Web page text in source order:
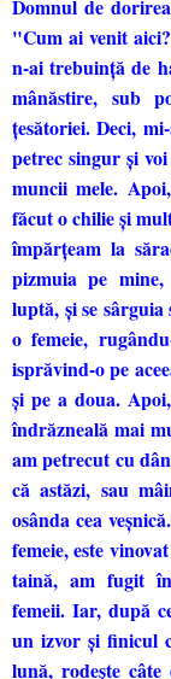
Domnul de
"Cum ai venit
n-ai trebuinţă de
mânăstire, sub
ţesătoriei. Deci,
petrec singur şi
muncii mele.
făcut o chilie şi
împărţeam la
pizmuia pe
luptă, şi se sârguia
o femeie,
isprăvind-o pe
şi pe a doua.
îndrăzneală mai
am petrecut cu
că astăzi, sau
osânda cea
femeie, este
taină, am fugit în
femeii. Iar, după
un izvor şi finicul
lună, rodeşte